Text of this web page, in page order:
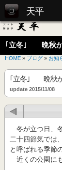
天平
｢立冬｣ 晩秋か
HOME » ブログ » お知
｢立冬｣ 晩秋
update 2015/11/08
冬が立つ日、
二十四節気では
と呼ばれる季節
近くの公園に